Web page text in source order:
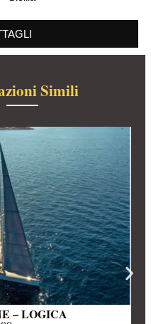
Simili
– LOGICA